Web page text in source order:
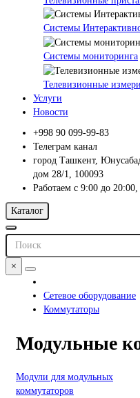
Системы
Системы мониторинга
Телевизионные
Услуги
Новости
+998 90 099-99-83
Телеграм канал
город Ташкент,
дом 28/1, 100093
Работаем с 9:00 до
Каталог
×
Сетевое оборудование
Коммутаторы
Модульные
Модули для модульных
коммутаторов